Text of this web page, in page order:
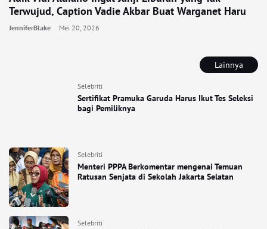
Lainnya
Selebriti
Sertifikat Pramuka Garuda Harus Ikut Tes Seleksi
bagi Pemiliknya
Selebriti
Menteri PPPA Berkomentar mengenai Temuan
Ratusan Senjata di Sekolah Jakarta Selatan
Selebriti
Terwujud, Caption Vadie Akbar Buat Warganet Haru
JenniferBlake Mei 20, 2026